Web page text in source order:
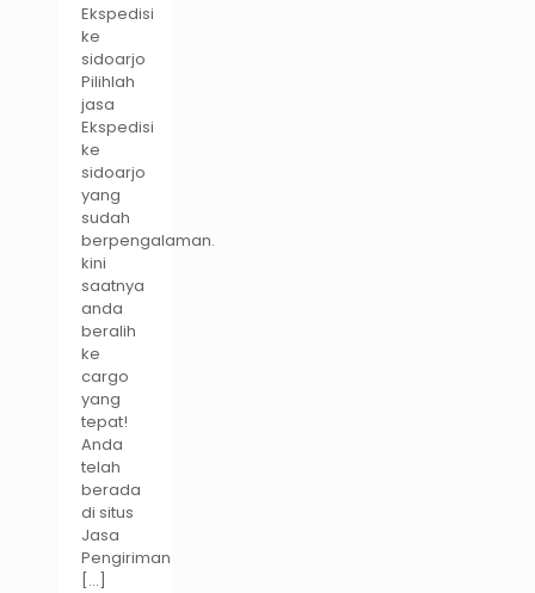
Ekspedisi
ke
sidoarjo
Pilihlah
jasa
Ekspedisi
ke
sidoarjo
yang
sudah
berpengalaman.
kini
saatnya
anda
beralih
ke
cargo
yang
tepat!
Anda
telah
berada
di situs
Jasa
Pengiriman
[…]